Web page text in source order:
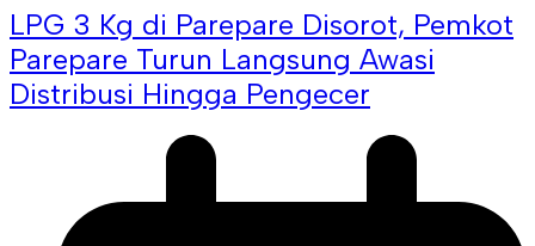
LPG 3 Kg di Parepare Disorot, Pemkot
Parepare Turun Langsung Awasi
Distribusi Hingga Pengecer